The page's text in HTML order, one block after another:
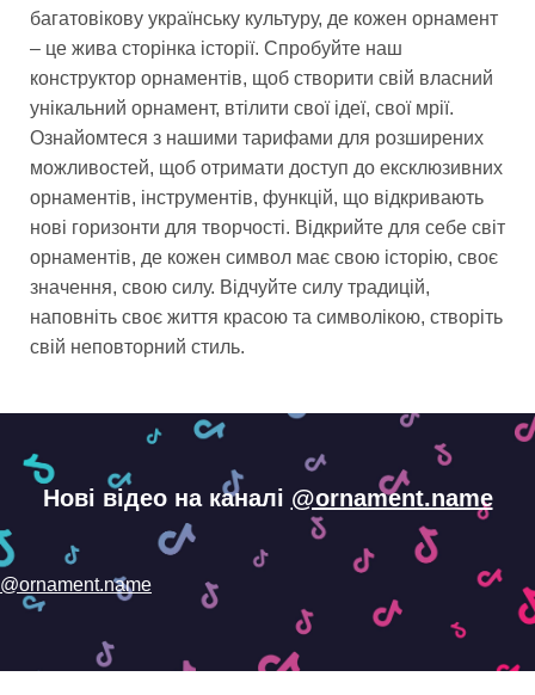
багатовікову українську культуру, де кожен орнамент
– це жива сторінка історії. Спробуйте наш
конструктор орнаментів, щоб створити свій власний
унікальний орнамент, втілити свої ідеї, свої мрії.
Ознайомтеся з нашими тарифами для розширених
можливостей, щоб отримати доступ до ексклюзивних
орнаментів, інструментів, функцій, що відкривають
нові горизонти для творчості. Відкрийте для себе світ
орнаментів, де кожен символ має свою історію, своє
значення, свою силу. Відчуйте силу традицій,
наповніть своє життя красою та символікою, створіть
свій неповторний стиль.
Нові відео на каналі @ornament.name
@ornament.name